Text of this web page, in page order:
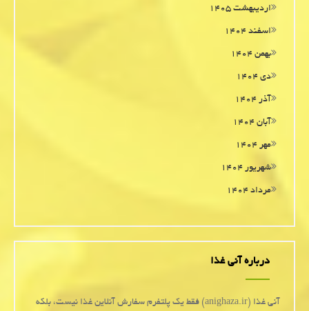
اردیبهشت ۱۴۰۵
اسفند ۱۴۰۴
بهمن ۱۴۰۴
دی ۱۴۰۴
آذر ۱۴۰۴
آبان ۱۴۰۴
مهر ۱۴۰۴
شهریور ۱۴۰۴
مرداد ۱۴۰۴
درباره آنی غذا
آنی غذا (anighaza.ir) فقط یک پلتفرم سفارش آنلاین غذا نیست، بلکه